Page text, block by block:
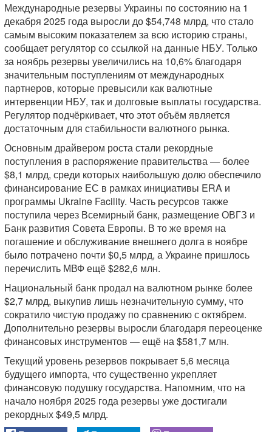
Международные резервы Украины по состоянию на 1
декабря 2025 года выросли до $54,748 млрд, что стало
самым высоким показателем за всю историю страны,
сообщает регулятор со ссылкой на данные НБУ. Только
за ноябрь резервы увеличились на 10,6% благодаря
значительным поступлениям от международных
партнеров, которые превысили как валютные
интервенции НБУ, так и долговые выплаты государства.
Регулятор подчёркивает, что этот объём является
достаточным для стабильности валютного рынка.
Основным драйвером роста стали рекордные
поступления в распоряжение правительства — более
$8,1 млрд, среди которых наибольшую долю обеспечило
финансирование ЕС в рамках инициативы ERA и
программы Ukraine Facility. Часть ресурсов также
поступила через Всемирный банк, размещение ОВГЗ и
Банк развития Совета Европы. В то же время на
погашение и обслуживание внешнего долга в ноябре
было потрачено почти $0,5 млрд, а Украине пришлось
перечислить МВФ ещё $282,6 млн.
Национальный банк продал на валютном рынке более
$2,7 млрд, выкупив лишь незначительную сумму, что
сократило чистую продажу по сравнению с октябрем.
Дополнительно резервы выросли благодаря переоценке
финансовых инструментов — ещё на $581,7 млн.
Текущий уровень резервов покрывает 5,6 месяца
будущего импорта, что существенно укрепляет
финансовую подушку государства. Напомним, что на
начало ноября 2025 года резервы уже достигали
рекордных $49,5 млрд.